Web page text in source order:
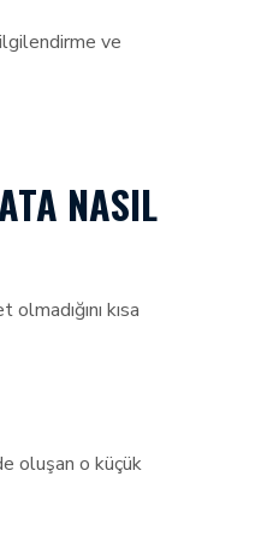
ve
NASIL
kısa
oluşan o küçük